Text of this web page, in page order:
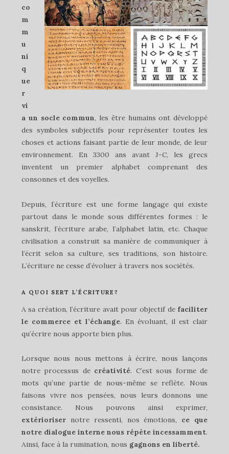
co
m
m
u
ni
q
ue
r
vi
a un socle commun, les être humains ont développé
des symboles subjectifs pour représenter toutes les
choses et actions faisant partie de leur monde, de leur
environnement. En 3300 ans avant J-C, les grecs
inventent un premier alphabet comprenant des
consonnes et des voyelles.
Depuis, l’écriture est une forme langage qui existe
partout dans le monde sous différentes formes : le
sanskrit, l’écriture arabe, l’alphabet latin, etc. Chaque
civilisation a construit sa manière de communiquer à
l’écrit selon sa culture, ses traditions, son histoire.
L’écriture ne cesse d’évoluer à travers nos sociétés.
A QUOI SERT L’ÉCRITURE?
A sa création, l’écriture avait pour objectif de faciliter
le commerce et l’échange. En évoluant, il est clair
qu’écrire nous apporte bien plus.
Lorsque nous nous mettons à écrire, nous lançons
notre processus de créativité. C’est sous forme de
mots qu’une partie de nous-même se reflète. Nous
faisons vivre nos pensées, nous leurs donnons une
consistance. Nous pouvons ainsi exprimer,
extérioriser notre ressenti, nos émotions, ce que
notre dialogue interne nous répète incessamment.
Ainsi, face à la rumination, nous gagnons en liberté.